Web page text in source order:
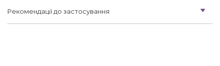
Рекомендації до застосування